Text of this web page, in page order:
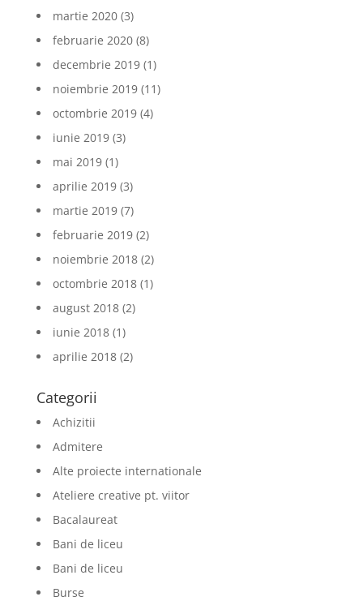
martie 2020(3)
februarie 2020(8)
decembrie 2019(1)
noiembrie 2019(11)
octombrie 2019(4)
iunie 2019(3)
mai 2019(1)
aprilie 2019(3)
martie 2019(7)
februarie 2019(2)
noiembrie 2018(2)
octombrie 2018(1)
august 2018(2)
iunie 2018(1)
aprilie 2018(2)
Categorii
Achizitii
Admitere
Alte proiecte internationale
Ateliere creative pt. viitor
Bacalaureat
Bani de liceu
Bani de liceu
Burse